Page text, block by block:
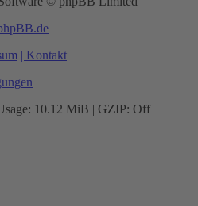
| Kontakt
10.12 MiB | GZIP: Off